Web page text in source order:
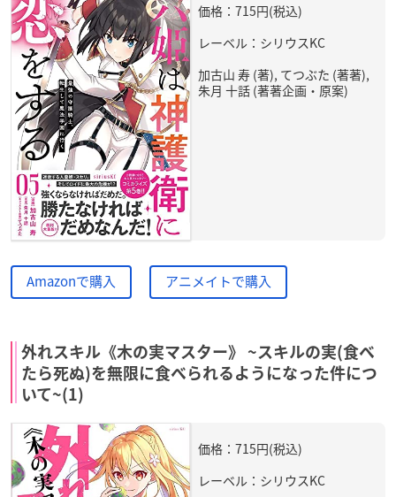
価格：715円(税込)
レーベル：シリウスKC
加古山 寿 (著), てつぶた (著著),
朱月 十話 (著著企画・原案)
Amazonで購入 アニメイトで購入
外れスキル《木の実マスター》 ~スキルの実(食べ
たら死ぬ)を無限に食べられるようになった件につ
いて~(1)
価格：715円(税込)
レーベル：シリウスKC